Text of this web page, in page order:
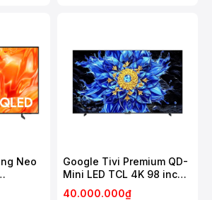
Neo
Google Tivi Premium QD-
Mini LED TCL 4K 98 inch
98P8LS
40.000.000₫